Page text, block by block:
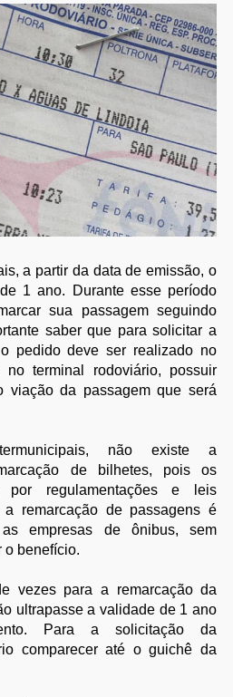
a partir da data de emissão, o
1 ano. Durante esse período
sua passagem seguindo
saber que para solicitar a
pedido deve ser realizado no
no terminal rodoviário, possuir
viação da passagem que será
não existe a
de bilhetes, pois os
por regulamentações e leis
remarcação de passagens é
empresas de ônibus, sem
o benefício.
vezes para a remarcação da
ultrapasse a validade de 1 ano
Para a solicitação da
comparecer até o guichê da